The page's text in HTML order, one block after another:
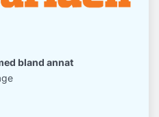
bland annat